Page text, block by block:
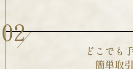
02
どこでも
簡単取引